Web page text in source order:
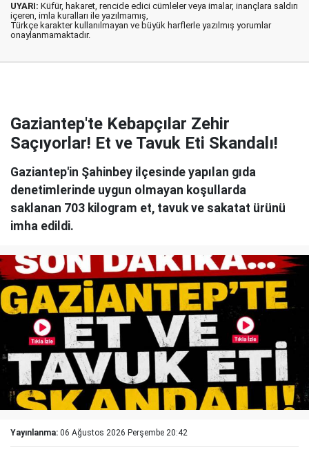
UYARI: Küfür, hakaret, rencide edici cümleler veya imalar, inançlara saldırı
içeren, imla kuralları ile yazılmamış,
Türkçe karakter kullanılmayan ve büyük harflerle yazılmış yorumlar
onaylanmamaktadır.
Gaziantep'te Kebapçılar Zehir
Saçıyorlar! Et ve Tavuk Eti Skandalı!
Gaziantep'in Şahinbey ilçesinde yapılan gıda
denetimlerinde uygun olmayan koşullarda
saklanan 703 kilogram et, tavuk ve sakatat ürünü
imha edildi.
Yayınlanma: 06 Ağustos 2026 Perşembe 20:42